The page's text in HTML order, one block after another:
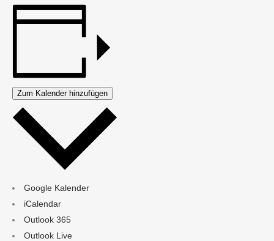
Zum Kalender hinzufügen
Google Kalender
iCalendar
Outlook 365
Outlook Live